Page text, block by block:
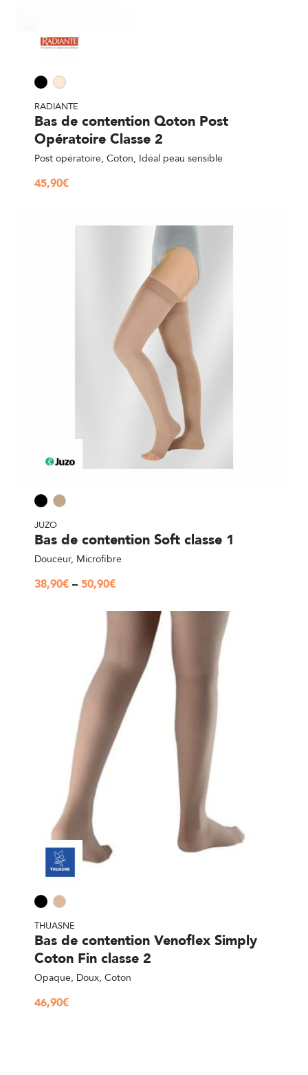
RADIANTE
Bas de contention Qoton Post
Opératoire Classe 2
Post opératoire, Coton, Idéal peau sensible
45,90€
JUZO
Bas de contention Soft classe 1
Douceur, Microfibre
38,90€–50,90€
THUASNE
Bas de contention Venoflex Simply
Coton Fin classe 2
Opaque, Doux, Coton
46,90€